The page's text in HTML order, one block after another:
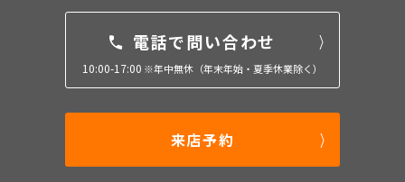
電話で問い合わせ
10:00-17:00 ※年中無休（年末年始・夏季休業除く）
来店予約